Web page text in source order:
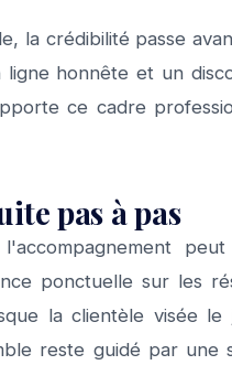
la crédibilité passe
honnête et un
ce cadre
pas à pas
l'accompagnement
ponctuelle sur les
la clientèle visée
reste guidé par